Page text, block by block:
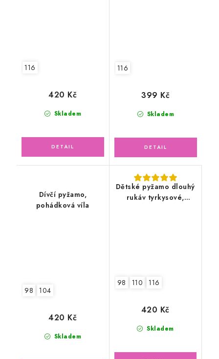
116
Skladem
420 Kč
116
Skladem
399 Kč
Dívčí pyžamo,
pohádková víla
98 104
Skladem
420 Kč
Dětské pyžamo dlouhý
rukáv tyrkysové,
98 110 116
Skladem
420 Kč